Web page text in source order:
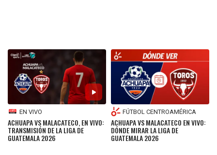
EN VIVO
ACHUAPA VS MALACATECO, EN VIVO:
TRANSMISIÓN DE LA LIGA DE
GUATEMALA 2026
FÚTBOL CENTROAMÉRICA
ACHUAPA VS MALACATECO EN VIVO:
DÓNDE MIRAR LA LIGA DE
GUATEMALA 2026